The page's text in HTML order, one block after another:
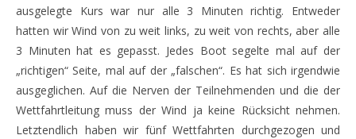
ausgelegte Kurs war nur alle 3 Minuten richtig. Entweder
hatten wir Wind von zu weit links, zu weit von rechts, aber alle
3 Minuten hat es gepasst. Jedes Boot segelte mal auf der
„richtigen“ Seite, mal auf der „falschen“. Es hat sich irgendwie
ausgeglichen. Auf die Nerven der Teilnehmenden und die der
Wettfahrtleitung muss der Wind ja keine Rücksicht nehmen.
Letztendlich haben wir fünf Wettfahrten durchgezogen und